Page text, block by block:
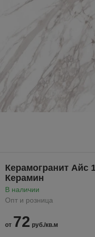
Керамогранит Айс
Керамин
В наличии
Опт и розница
от 72 руб./кв.м